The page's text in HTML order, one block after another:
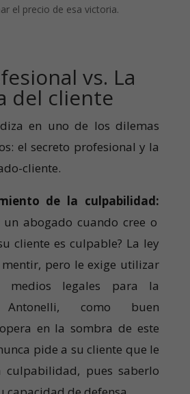
el precio de esa victoria.
vs. La
del cliente
en uno de los dilemas
el secreto profesional y la
cliente.
de la culpabilidad:
un abogado cuando cree o
cliente es culpable? La ley
pero le exige utilizar
medios legales para la
Antonelli, como buen
en la sombra de este
pide a su cliente que le
culpabilidad, pues saberlo